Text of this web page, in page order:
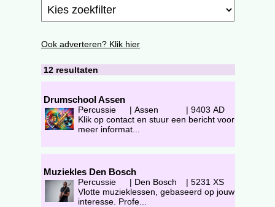
Ook adverteren? Klik hier
12 resultaten
Drumschool Assen
Percussie | Assen | 9403 AD
Klik op contact en stuur een bericht voor
meer informat...
Muziekles Den Bosch
Percussie | Den Bosch | 5231 XS
Vlotte muzieklessen, gebaseerd op jouw
interesse. Profe...